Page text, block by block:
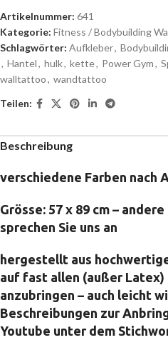
Artikelnummer: 641
Kategorie: Fitness / Bodybuilding
Schlagwörter: Aufkleber,
, Hantel, hulk, kette, Power Gym,
walltattoo, wandtattoo
Teilen:
Beschreibung
verschiedene Farben nach
Grösse: 57 x 89 cm –
sprechen Sie uns an
hergestellt aus
auf fast allen (außer Latex)
anzubringen – auch leicht
Beschreibungen zur
Youtube unter dem